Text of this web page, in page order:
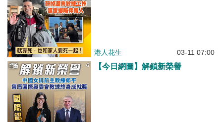
港人花生 03-11 07:00
【今日網圖】解鎖新榮譽